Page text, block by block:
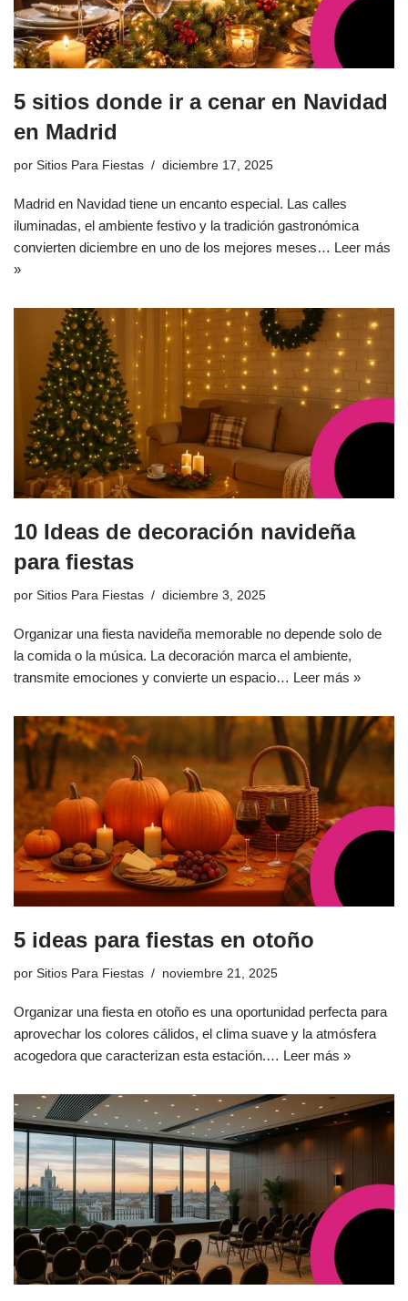
5 sitios donde ir a cenar en Navidad
en Madrid
por Sitios Para Fiestas diciembre 17, 2025
Madrid en Navidad tiene un encanto especial. Las calles
iluminadas, el ambiente festivo y la tradición gastronómica
convierten diciembre en uno de los mejores meses… Leer más
»
10 Ideas de decoración navideña
para fiestas
por Sitios Para Fiestas diciembre 3, 2025
Organizar una fiesta navideña memorable no depende solo de
la comida o la música. La decoración marca el ambiente,
transmite emociones y convierte un espacio… Leer más »
5 ideas para fiestas en otoño
por Sitios Para Fiestas noviembre 21, 2025
Organizar una fiesta en otoño es una oportunidad perfecta para
aprovechar los colores cálidos, el clima suave y la atmósfera
acogedora que caracterizan esta estación.… Leer más »